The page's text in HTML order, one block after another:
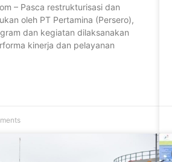
– Pasca restrukturisasi dan
oleh PT Pertamina (Persero),
dan kegiatan dilaksanakan
kinerja dan pelayanan